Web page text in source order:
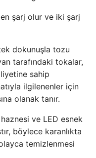
şarj olur ve iki şarj
dokunuşla tozu
tarafındaki tokalar,
sahip
ilgilenenler için
olanak tanır.
ve LED esnek
böylece karanlıkta
temizlenmesi